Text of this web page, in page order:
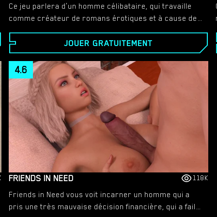
Ce jeu parlera d'un homme célibataire, qui travaille
comme créateur de romans érotiques et à cause de
ce travail et de sa folie, il se sent tout le temps seul.
Mais il n'est pas tout seul. Il a ses copains « Mr. D » et
« le cerveau ». Tous arrivent à la conclusion que ce
serait la meilleure idée de perpétuer l'héritage de
l'homme en fécondant les femelles de la famille de
son frère, lorsqu'elles viennent lui rendre visite.
Pouvez-vous l'aider à réaliser ses projets et
comment ?​
JOUER GRATUITEMENT
FRIENDS IN NEED
4.6
118K
Friends in Need vous voit incarner un homme qui a
pris une très mauvaise décision financière, qui a failli